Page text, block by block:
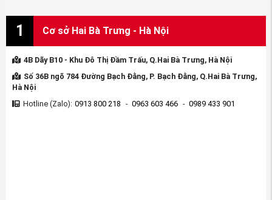
Hotline (Zalo): 0963 603 466 - 0984 178 498 - 0913
800 218
►
Fanpage:
https://www.facebook.com/PHUTUNGOTOHONDAANVIET/
►Youtube:
1 Cơ sở Hai Bà Trưng - Hà Nội
4B Dãy B10 - Khu Đô Thị Đầm Trấu, Q.Hai Bà Trưng, Hà Nội
Số 36B ngõ 784 Đường Bạch Đằng, P. Bạch Đằng, Q.Hai Bà Trưng,
Hà Nội
Hotline (Zalo): 0913 800 218 - 0963 603 466 - 0989 433 901